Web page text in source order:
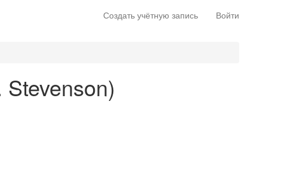
Создать учётную запись Войти